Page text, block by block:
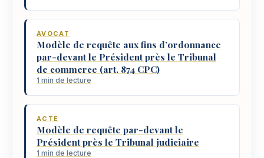
AVOCAT
Modèle de requête aux fins d’ordonnance
par-devant le Président près le Tribunal
de commerce (art. 874 CPC)
1 min de lecture
ACTE
Modèle de requête par-devant le
Président près le Tribunal judiciaire
1 min de lecture